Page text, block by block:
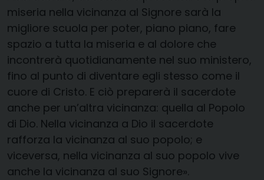
miseria nella vicinanza al Signore sarà la
migliore scuola per poter, piano piano, fare
spazio a tutta la miseria e al dolore che
incontrerà quotidianamente nel suo ministero,
fino al punto di diventare egli stesso come il
cuore di Cristo. E ciò preparerà il sacerdote
anche per un’altra vicinanza: quella al Popolo
di Dio. Nella vicinanza a Dio il sacerdote
rafforza la vicinanza al suo popolo; e
viceversa, nella vicinanza al suo popolo vive
anche la vicinanza al suo Signore».